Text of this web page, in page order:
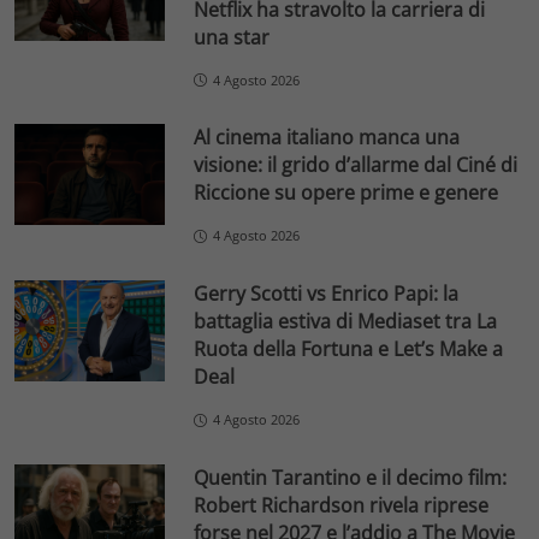
Netflix ha stravolto la carriera di
una star
4 Agosto 2026
Al cinema italiano manca una
visione: il grido d’allarme dal Ciné di
Riccione su opere prime e genere
4 Agosto 2026
Gerry Scotti vs Enrico Papi: la
battaglia estiva di Mediaset tra La
Ruota della Fortuna e Let’s Make a
Deal
4 Agosto 2026
Quentin Tarantino e il decimo film:
Robert Richardson rivela riprese
forse nel 2027 e l’addio a The Movie